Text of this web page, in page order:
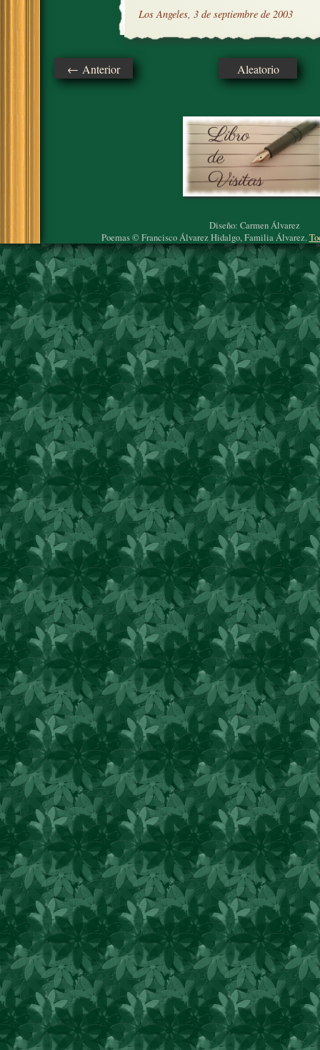
Los Angeles, 3 de septiembre de 2003
← Anterior Aleatorio
Diseño: Carmen Álvarez
Poemas © Francisco Álvarez Hidalgo, Familia Álvarez.